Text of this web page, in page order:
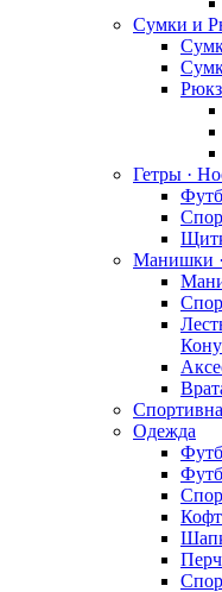
Сумки и
Гетры ·
Манишки
Одежда